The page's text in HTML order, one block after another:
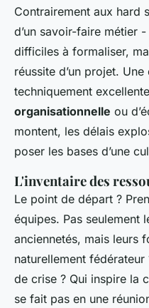
Contrairement aux hard
d’un savoir-faire métier
difficiles à formaliser,
réussite d’un projet.
techniquement
organisationnelle ou
montent, les délais
poser les bases d’une
L'inventaire des
Le point de départ ?
équipes. Pas seulement
anciennetés, mais leurs
naturellement
de crise ? Qui inspire la
se fait pas en une